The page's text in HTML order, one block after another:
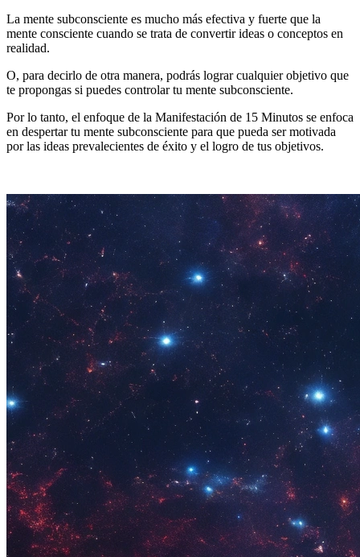
La mente subconsciente es mucho más efectiva y fuerte que la
mente consciente cuando se trata de convertir ideas o conceptos en
realidad.
O, para decirlo de otra manera, podrás lograr cualquier objetivo que
te propongas si puedes controlar tu mente subconsciente.
Por lo tanto, el enfoque de la Manifestación de 15 Minutos se enfoca
en despertar tu mente subconsciente para que pueda ser motivada
por las ideas prevalecientes de éxito y el logro de tus objetivos.